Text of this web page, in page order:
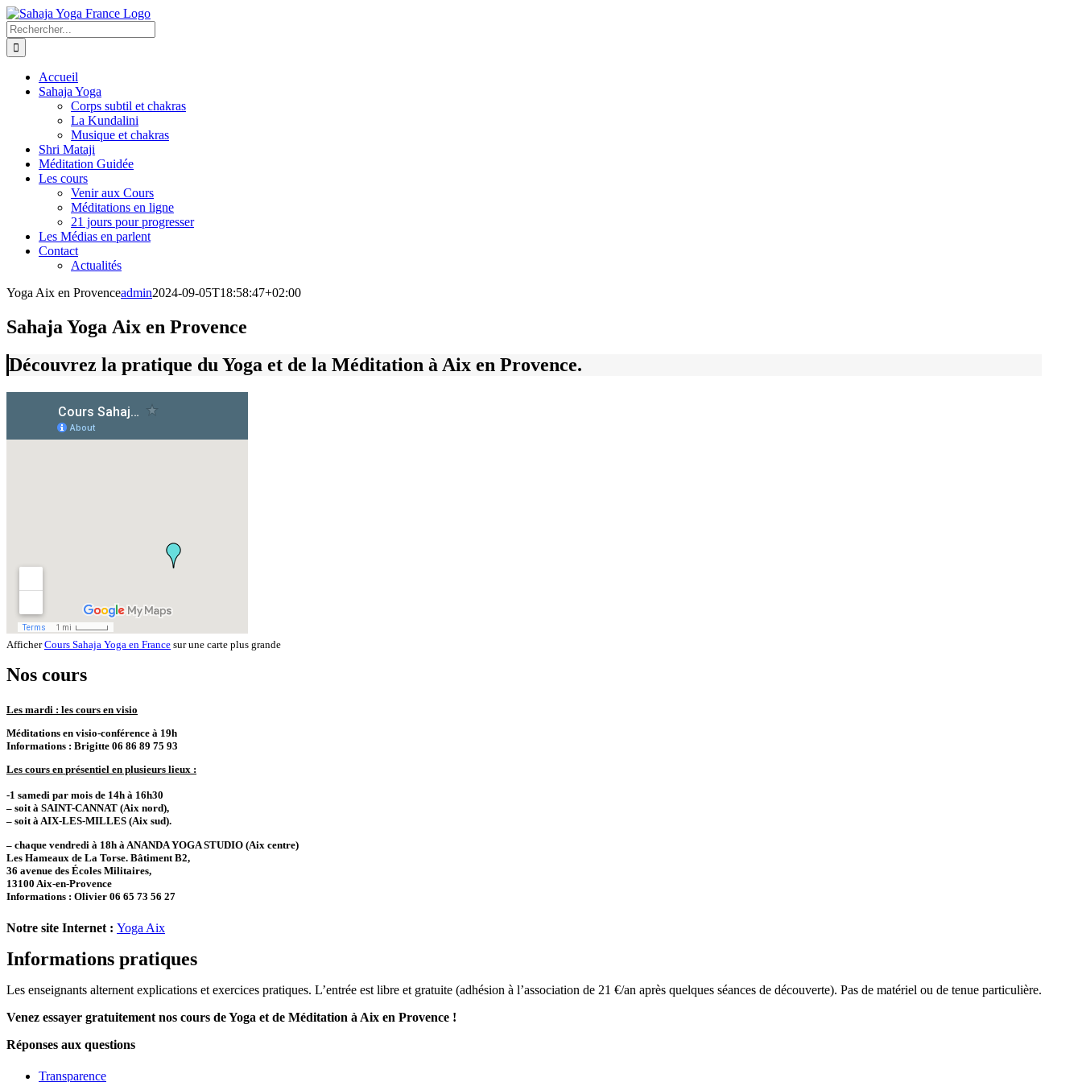
Passer
au
contenu
Rechercher:
Accueil
Sahaja Yoga
Corps subtil et chakras
La Kundalini
Musique et chakras
Shri Mataji
Méditation Guidée
Les cours
Venir aux Cours
Méditations en ligne
21 jours pour progresser
Les Médias en parlent
Contact
Actualités
Yoga Aix en Provenceadmin2024-09-05T18:58:47+02:00
Sahaja Yoga Aix en Provence
Découvrez la pratique du Yoga et de la Méditation à Aix en Provence.
AfficherCours Sahaja Yoga en France sur une carte plus grande
Nos cours
Les mardi : les cours en visio
Méditations en visio-conférence à 19h
Informations : Brigitte 06 86 89 75 93
Les cours en présentiel en plusieurs lieux :
-1 samedi par mois de 14h à 16h30
– soit à SAINT-CANNAT (Aix nord),
– soit à AIX-LES-MILLES (Aix sud).
– chaque vendredi à 18h à ANANDA YOGA STUDIO (Aix centre)
Les Hameaux de La Torse. Bâtiment B2,
36 avenue des Écoles Militaires,
13100 Aix-en-Provence
Informations : Olivier 06 65 73 56 27
Notre site Internet : Yoga Aix
Informations pratiques
Les enseignants alternent explications et exercices pratiques. L’entrée est libre et gratuite (adhésion à l’association de 21 €/an après quelques séances de découverte). Pas de matériel ou de tenue particulière.
Venez essayer gratuitement nos cours de Yoga et de Méditation à Aix en Provence !
Réponses aux questions
Transparence